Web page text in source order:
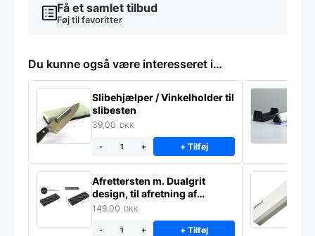
Få et samlet tilbud
Føj til favoritter
Du kunne også være interesseret i…
Slibehjælper / Vinkelholder til
slibesten
39,00 DKK
- + + Tilføj
Afrettersten m. Dualgrit
design, til afretning af
slibesten
149,00 DKK
- + + Tilføj